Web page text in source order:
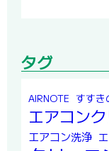
タグ
AIRNOTE すすき
エアコン
エアコン洗浄